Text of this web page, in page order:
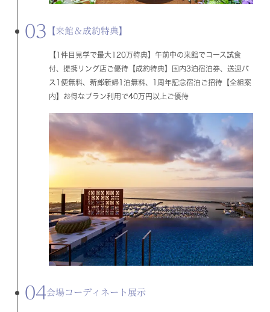
03 【来館＆成約特典】
【1件目見学で最大120万特典】午前中の来館でコース試食
付、提携リング店ご優待【成約特典】国内3泊宿泊券、送迎バ
ス1便無料、新郎新婦1泊無料、1周年記念宿泊ご招待【全組案
内】お得なプラン利用で40万円以上ご優待
04会場コーディネート展示